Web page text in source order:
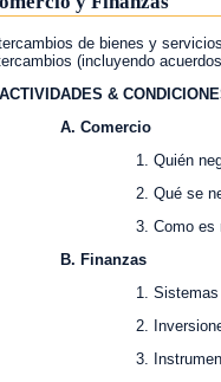
de bienes y
(incluyendo
&
Comercio
Quién
Qué se
Como es
Finanzas
Sistemas